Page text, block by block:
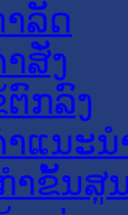
ລັດ
ສັ່ງ
ກລົງ
ແນະນໍ
ຳຂັ້ນສູ